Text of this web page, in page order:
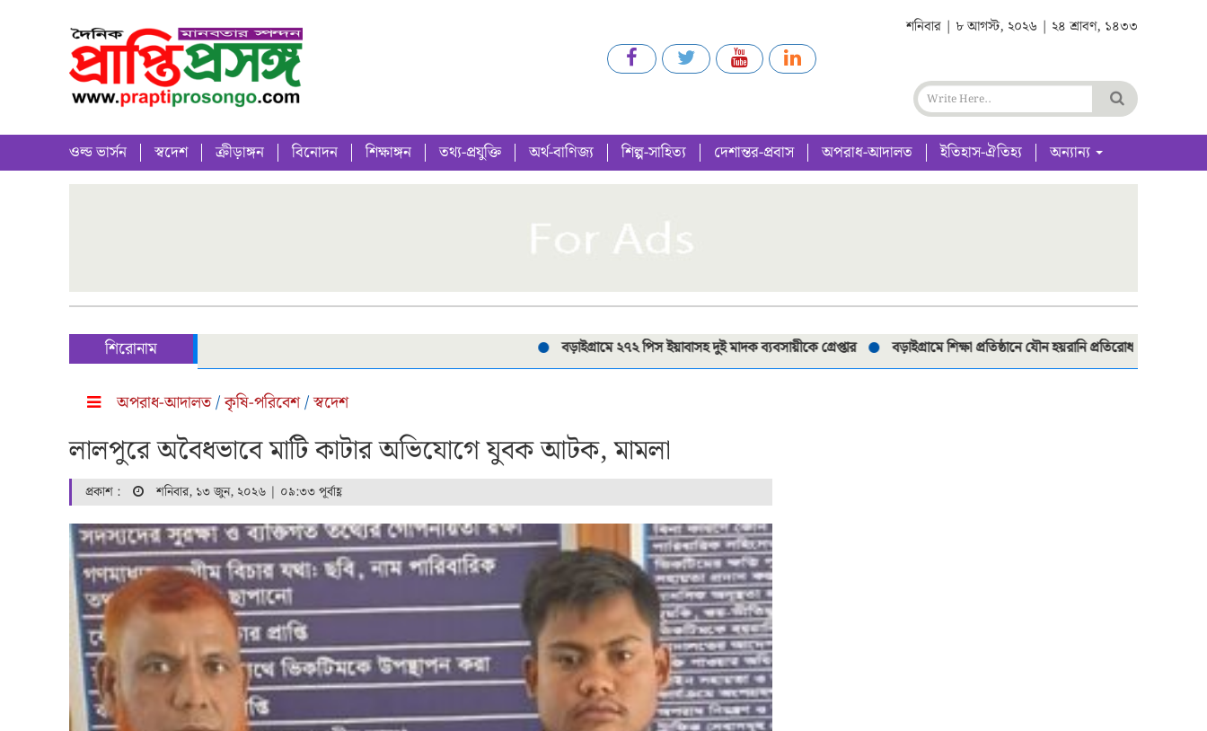
শনিবার | ৮ আগস্ট, ২০২৬ | ২৪ শ্রাবণ, ১৪৩৩
ওল্ড ভার্সন স্বদেশ ক্রীড়াঙ্গন বিনোদন শিক্ষাঙ্গন তথ্য-প্রযুক্তি অর্থ-বাণিজ্য শিল্প-সাহিত্য দেশান্তর-প্রবাস অপরাধ-আদালত ইতিহাস-ঐতিহ্য অন্যান্য
শিরোনাম বড়াইগ্রামে ২৭২ পিস ইয়াবাসহ দুই মাদক ব্যবসায়ীকে গ্রেপ্তার বড়াইগ্রামে শিক্ষা প্রতিষ্ঠানে যৌন হয়রানি প্রতিরোধ কমিটি পুনর্গঠনে
অপরাধ-আদালত/কৃষি-পরিবেশ/স্বদেশ
লালপুরে অবৈধভাবে মাটি কাটার অভিযোগে যুবক আটক, মামলা
প্রকাশ : শনিবার, ১৩ জুন, ২০২৬ | ০৯:৩৩ পূর্বাহ্ণ